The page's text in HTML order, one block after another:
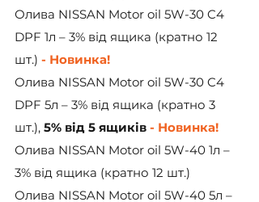
Олива NISSAN Motor oil 5W-30 C4
DPF 1л – 3% від ящика (кратно 12
шт.) - Новинка!
Олива NISSAN Motor oil 5W-30 C4
DPF 5л – 3% від ящика (кратно 3
шт.), 5% від 5 ящиків - Новинка!
Олива NISSAN Motor oil 5W-40 1л –
3% від ящика (кратно 12 шт.)
Олива NISSAN Motor oil 5W-40 5л –